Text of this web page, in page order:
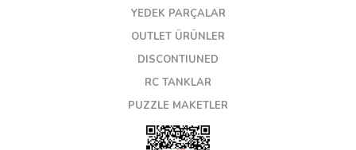
YEDEK PARÇALAR
OUTLET ÜRÜNLER
DISCONTIUNED
RC TANKLAR
PUZZLE MAKETLER